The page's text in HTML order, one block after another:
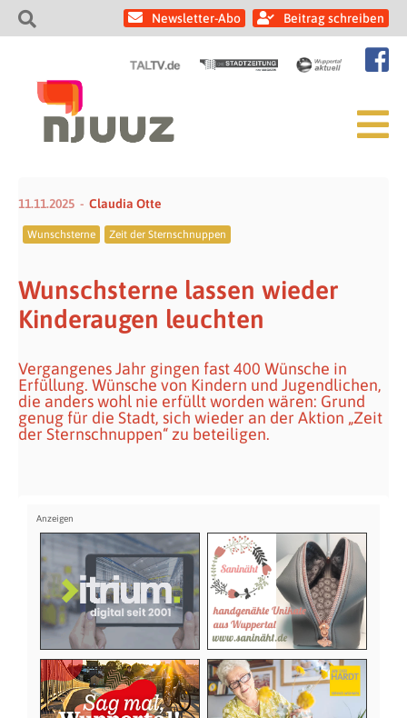
Newsletter-Abo Beitrag schreiben
11.11.2025 Claudia Otte
Wunschsterne Zeit der Sternschnuppen
Wunschsterne lassen wieder
Kinderaugen leuchten
Vergangenes Jahr gingen fast 400 Wünsche in
Erfüllung. Wünsche von Kindern und Jugendlichen,
die anders wohl nie erfüllt worden wären: Grund
genug für die Stadt, sich wieder an der Aktion „Zeit
der Sternschnuppen“ zu beteiligen.